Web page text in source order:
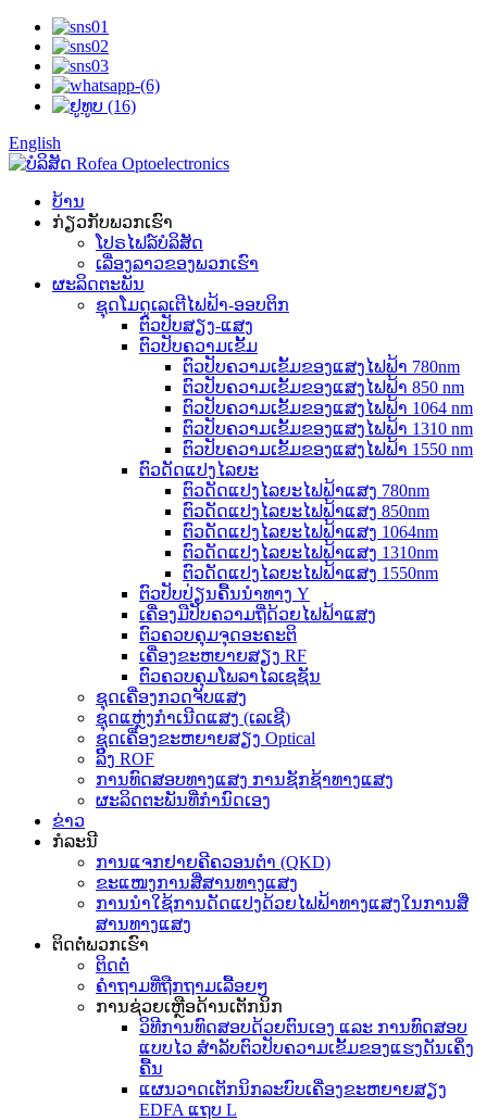
English
ບ້ານ
ກ່ຽວກັບພວກເຮົາ
ໂປຣໄຟລ໌ບໍລິສັດ
ເລື່ອງລາວຂອງພວກເຮົາ
ຜະລິດຕະພັນ
ຊຸດໂມດູເລເຕີໄຟຟ້າ-ອອບຕິກ
ຕົວປັບສຽງ-ແສງ
ຕົວປັບຄວາມເຂັ້ມ
ຕົວປັບຄວາມເຂັ້ມຂອງແສງໄຟຟ້າ 780nm
ຕົວປັບຄວາມເຂັ້ມຂອງແສງໄຟຟ້າ 850 nm
ຕົວປັບຄວາມເຂັ້ມຂອງແສງໄຟຟ້າ 1064 nm
ຕົວປັບຄວາມເຂັ້ມຂອງແສງໄຟຟ້າ 1310 nm
ຕົວປັບຄວາມເຂັ້ມຂອງແສງໄຟຟ້າ 1550 nm
ຕົວດັດແປງໄລຍະ
ຕົວດັດແປງໄລຍະໄຟຟ້າແສງ 780nm
ຕົວດັດແປງໄລຍະໄຟຟ້າແສງ 850nm
ຕົວດັດແປງໄລຍະໄຟຟ້າແສງ 1064nm
ຕົວດັດແປງໄລຍະໄຟຟ້າແສງ 1310nm
ຕົວດັດແປງໄລຍະໄຟຟ້າແສງ 1550nm
ຕົວປັບປ່ຽນຄື້ນນຳທາງ Y
ເຄື່ອງມືປັບຄວາມຖີ່ດ້ວຍໄຟຟ້າແສງ
ຕົວຄວບຄຸມຈຸດອະຄະຕິ
ເຄື່ອງຂະຫຍາຍສຽງ RF
ຕົວຄວບຄຸມໂພລາໄລເຊຊັນ
ຊຸດເຄື່ອງກວດຈັບແສງ
ຊຸດແຫຼ່ງກຳເນີດແສງ (ເລເຊີ)
ຊຸດເຄື່ອງຂະຫຍາຍສຽງ Optical
ລິ້ງ ROF
ການທົດສອບທາງແສງ ການຊັກຊ້າທາງແສງ
ຜະລິດຕະພັນທີ່ກຳນົດເອງ
ຂ່າວ
ກໍລະນີ
ການແຈກຢາຍຄີຄວອນຕຳ (QKD)
ຂະແໜງການສື່ສານທາງແສງ
ການນຳໃຊ້ການດັດແປງດ້ວຍໄຟຟ້າທາງແສງໃນການສື່
ສານທາງແສງ
ຕິດຕໍ່ພວກເຮົາ
ຕິດຕໍ່
ຄຳຖາມທີ່ຖືກຖາມເລື້ອຍໆ
ການຊ່ວຍເຫຼືອດ້ານເຕັກນິກ
ວິທີການທົດສອບດ້ວຍຕົນເອງ ແລະ ການທົດສອບ
ແບບໄວ ສຳລັບຕົວປັບຄວາມເຂັ້ມຂອງແຮງດັນເຄິ່ງ
ຄື້ນ
ແຜນວາດເຕັກນິກລະບົບເຄື່ອງຂະຫຍາຍສຽງ
EDFA ແຖບ L